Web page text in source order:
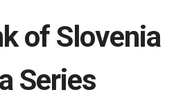
of Slovenia
Series